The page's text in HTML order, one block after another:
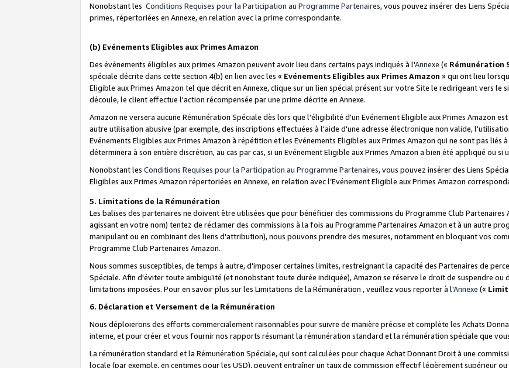
Nonobstant les Conditions Requises pour la Participation au Programme Partenaires, vous pouvez insérer des Liens
primes, répertoriées en Annexe, en relation avec la prime correspondante.
(b) Evénements Eligibles aux Primes Amazon
Des événements éligibles aux primes Amazon peuvent avoir lieu dans certains pays indiqués à l'Annexe (« Rémunération
spéciale décrite dans cette section 4(b) en lien avec les « Evénements Eligibles aux Primes Amazon » qui ont lieu
Eligible aux Primes Amazon tel que décrit en Annexe, clique sur un lien spécial présent sur votre Site le redirigeant vers le
découle, le client effectue l'action récompensée par une prime décrite en Annexe.
Amazon ne versera aucune Rémunération Spéciale dès lors que l'éligibilité d'un Evénement Eligible aux Primes Amazon
autre utilisation abusive (par exemple, des inscriptions effectuées à l'aide d'une adresse électronique non valide,
Evénements Eligibles aux Primes Amazon à répétition et les Evénements Eligibles aux Primes Amazon qui ne sont pas liés
déterminera à son entière discrétion, au cas par cas, si un Evénement Eligible aux Primes Amazon a bien été appliqué ou
Nonobstant les Conditions Requises pour la Participation au Programme Partenaires, vous pouvez insérer des Liens
Eligibles aux Primes Amazon répertoriées en Annexe, en relation avec l’Evénement Eligible aux Primes Amazon
5. Limitations de la Rémunération
Les balises des partenaires ne doivent être utilisées que pour bénéficier des commissions du Programme Club
agissant en votre nom) tentez de réclamer des commissions à la fois au Programme Partenaires Amazon et à un autre
manipulant ou en combinant des liens d'attribution), nous pouvons prendre des mesures, notamment en bloquant vos
Programme Club Partenaires Amazon.
Nous sommes susceptibles, de temps à autre, d'imposer certaines limites, restreignant la capacité des Partenaires de
Spéciale. Afin d'éviter toute ambiguïté (et nonobstant toute durée indiquée), Amazon se réserve le droit de suspendre
limitations imposées. Pour en savoir plus sur les Limitations de la Rémunération , veuillez vous reporter à l'Annexe («
6. Déclaration et Versement de la Rémunération
Nous déploierons des efforts commercialement raisonnables pour suivre de manière précise et complète les Achats
interne, et pour créer et vous fournir nos rapports résumant la rémunération standard et la rémunération spéciale que
La rémunération standard et la Rémunération Spéciale, qui sont calculées pour chaque Achat Donnant Droit à une
locale (par exemple, en centimes pour les USD), peuvent entraîner un taux de commission effectif légèrement supérieur